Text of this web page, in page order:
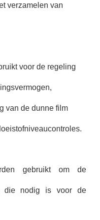
verzamelen van
voor de regeling
van de dunne film
gebruikt om de
die nodig is voor de